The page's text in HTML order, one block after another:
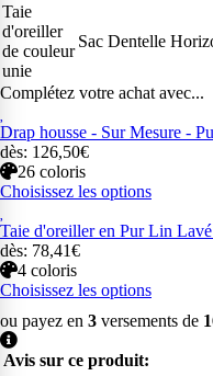
Taie
d'oreiller
de couleur
unie
Sac Dentelle
Complétez votre achat avec...
Drap housse - Sur Mesure -
dès: 126,50€
26 coloris
Choisissez les options
Taie d'oreiller en Pur Lin
dès: 78,41€
4 coloris
Choisissez les options
ou payez en 3 versements de
Avis sur ce produit: